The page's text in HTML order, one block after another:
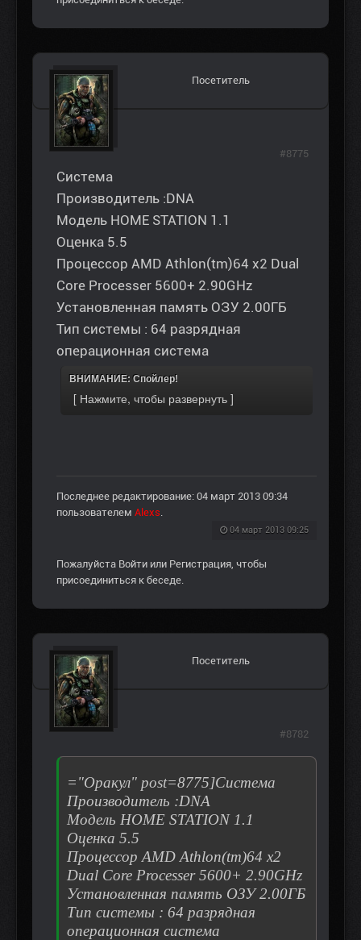
Посетитель
Система
Производитель :DNA
Модель HOME STATION 1.1
Оценка 5.5
Процессор AMD Athlon(tm)64 x2 Dual
Core Processer 5600+ 2.90GHz
Установленная память ОЗУ 2.00ГБ
Тип системы : 64 разрядная
операционная система
ВНИМАНИЕ: Спойлер!
Последнее редактирование: 04 март 2013 09:34
пользователем Alexs
04 март 2013 09:25
#8775
Пожалуйста Войти или Регистрация , чтобы
присоединиться к беседе.
Посетитель
="Оракул" post=8775]Система
Производитель :DNA
Модель HOME STATION 1.1
Оценка 5.5
Процессор AMD Athlon(tm)64 x2
Dual Core Processer 5600+ 2.90GHz
Установленная память ОЗУ 2.00ГБ
Тип системы : 64 разрядная
операционная система
#8782